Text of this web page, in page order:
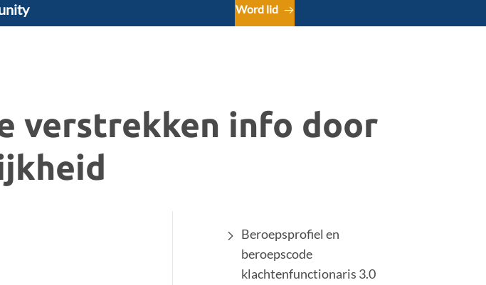
Word lid
verstrekken info door
Beroepsprofiel en
beroepscode
klachtenfunctionaris 3.0